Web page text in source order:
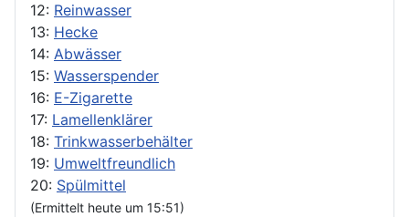
12: Reinwasser
13: Hecke
14: Abwässer
15: Wasserspender
16: E-Zigarette
17: Lamellenklärer
18: Trinkwasserbehälter
19: Umweltfreundlich
20: Spülmittel
(Ermittelt heute um 15:51)